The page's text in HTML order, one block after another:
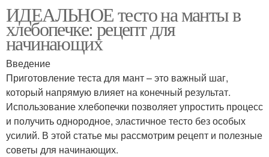
ИДЕАЛЬНОЕ тесто на манты в
хлебопечке: рецепт для
начинающих
Введение
Приготовление теста для мант – это важный шаг,
который напрямую влияет на конечный результат.
Использование хлебопечки позволяет упростить процесс
и получить однородное, эластичное тесто без особых
усилий. В этой статье мы рассмотрим рецепт и полезные
советы для начинающих.